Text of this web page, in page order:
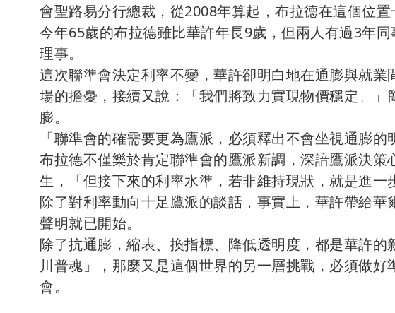
會聖路易分行總裁，從2008年算起，布拉德在這個位置
今年65歲的布拉德雖比華許年長9歲，但兩人有過3年
理事。
這次聯準會決定利率不變，華許卻明白地在通膨與就
場的擔憂，接續又說：「我們將致力實現物價穩定。
膨。
「聯準會的確需要更為鷹派，必須釋出不會坐視通膨
布拉德不僅樂於肯定聯準會的鷹派新調，深諳鷹派決
生，「但接下來的利率水準，若非維持現狀，就是進一
除了對利率動向十足鷹派的談話，事實上，華許帶給
聲明就已開始。
除了抗通膨，縮表、換指標、降低透明度，都是華許
川普魂」，那麼又是這個世界的另一層挑戰，必須做
會。